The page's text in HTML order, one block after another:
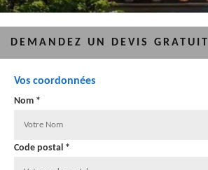
DEMANDEZ UN DEVIS GRATUIT
Vos coordonnées
Nom *
Code postal *